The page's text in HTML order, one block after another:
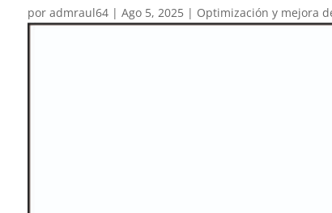
por admraul64| Ago 5, 2025| Optimización y mejora